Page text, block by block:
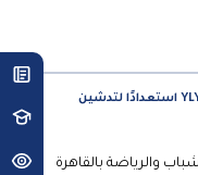
مدير مديرية الشباب والرياضة يلتقي بشباب YLY استعدادًا لتدشين
والرياضة بالقاهرة